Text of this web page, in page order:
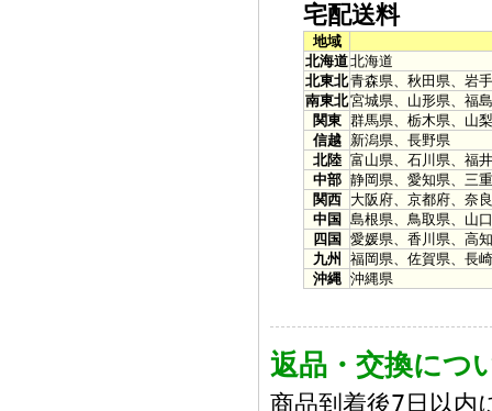
宅配送料
地域
北海道北海道
北東北青森県、秋田県、岩
南東北宮城県、山形県、福
関東 群馬県、栃木県、山
信越
新潟県、長野県
北陸 富山県、石川県、福
中部 静岡県、愛知県、三
関西
大阪府、京都府、奈
中国
島根県、鳥取県、山
四国
愛媛県、香川県、高
九州
福岡県、佐賀県、長
沖縄 沖縄県
返品・交換につ
商品到着後7日以内